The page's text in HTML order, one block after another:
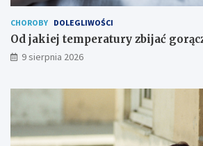
ł
e
g
o
CHOROBY DOLEGLIWOŚCI
Od jakiej temperatury zbijać
9 sierpnia 2026